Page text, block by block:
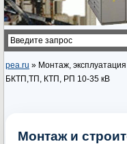
pea.ru » Монтаж,
БКТП,ТП, КТП, РП 10-35 кВ
Монтаж и